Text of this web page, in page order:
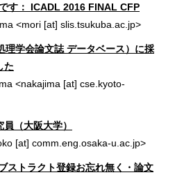
す： ICADL 2016 FINAL CFP
<mori [at] slis.tsukuba.ac.jp>
学会論文誌 データベース）に採
た
<nakajima [at] cse.kyoto-
（大阪大学）
[at] comm.eng.osaka-u.ac.jp>
トラクト登録お忘れ無く・論文